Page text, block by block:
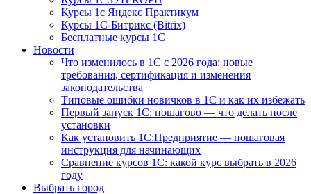
Курсы 1с Яндекс Практикум
Курсы 1С-Битрикс (Bitrix)
Бесплатные курсы 1С
Новости
Что изменилось в 1С с 2026 года: новые
требования, сертификация и изменения
законодательства
Типовые ошибки новичков в 1С и как их избежать
Первый запуск 1С: пошагово — что делать после
установки
Как установить 1С:Предприятие — пошаговая
инструкция для начинающих
Сравнение курсов 1С: какой курс выбрать в 2026
году
Выбрать город